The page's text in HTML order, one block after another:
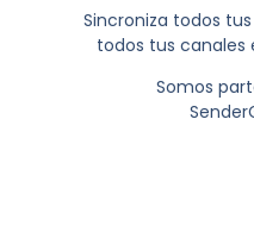
Sincroniza todos
todos tus canales
Somos